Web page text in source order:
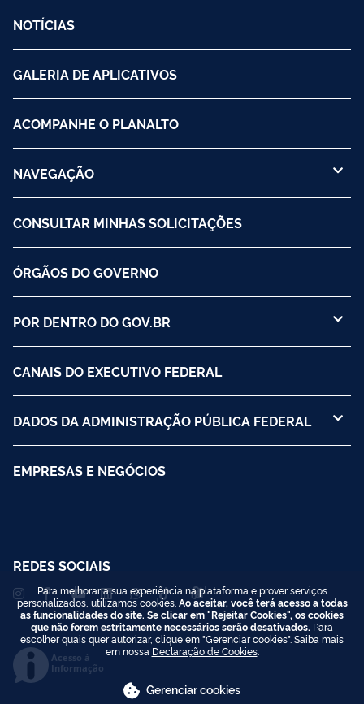
NOTÍCIAS
GALERIA DE APLICATIVOS
ACOMPANHE O PLANALTO
NAVEGAÇÃO
CONSULTAR MINHAS SOLICITAÇÕES
ÓRGÃOS DO GOVERNO
POR DENTRO DO GOV.BR
CANAIS DO EXECUTIVO FEDERAL
DADOS DA ADMINISTRAÇÃO PÚBLICA FEDERAL
EMPRESAS E NEGÓCIOS
REDES SOCIAIS
Acesso à
Informação
Para melhorar a sua experiência na plataforma e prover serviços
personalizados, utilizamos cookies. Ao aceitar, você terá acesso a todas
as funcionalidades do site. Se clicar em "Rejeitar Cookies", os cookies
que não forem estritamente necessários serão desativados. Para
escolher quais quer autorizar, clique em "Gerenciar cookies". Saiba mais
em nossa Declaração de Cookies.
Gerenciar cookies